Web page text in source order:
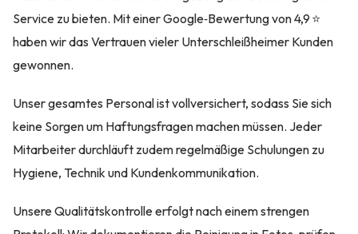
Service zu bieten. Mit einer Google‑Bewertung von 4,9 ⭐
haben wir das Vertrauen vieler Unterschleißheimer Kunden
gewonnen.
Unser gesamtes Personal ist vollversichert, sodass Sie sich
keine Sorgen um Haftungsfragen machen müssen. Jeder
Mitarbeiter durchläuft zudem regelmäßige Schulungen zu
Hygiene, Technik und Kundenkommunikation.
Unsere Qualitätskontrolle erfolgt nach einem strengen